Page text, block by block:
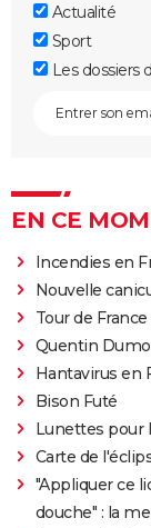
Actualité
Sport
Les dossiers
EN CE
Incendies en
Nouvelle
Tour de
Quentin
Hantavirus en
Bison Futé
Lunettes pour
Carte de
"Appliquer ce
douche" : la